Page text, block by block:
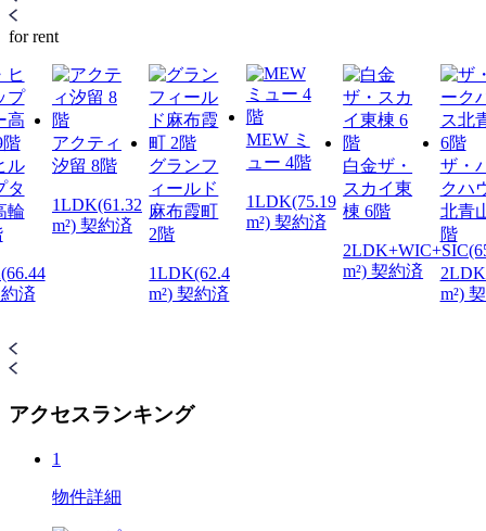
for rent
ル
タ
輪
済
アクティ
汐留 8階
1LDK(61.32
m²) 契約済
グランフ
ィールド
麻布霞町
2階
1LDK(62.4
m²) 契約済
MEW ミ
ュー 4階
1LDK(75.19
m²) 契約済
白金ザ・
スカイ東
棟 6階
m²) 契約済
ザ・
クハ
北青
階
m²)
アクセスランキング
1
物件詳細